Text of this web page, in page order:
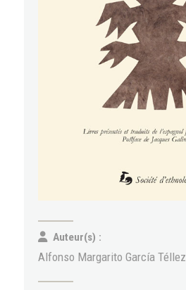
Auteur(s) :
Alfonso Margarito García Téllez